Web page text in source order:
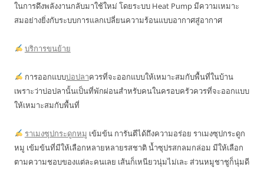
ในการดึงพลังงานกลับมาใช้ใหม่ โดยระบบ Heat Pump มีความเหมาะ
สมอย่างยิ่งกับระบบการแลกเปลี่ยนความร้อนแบบอากาศสู่อากาศ
บริการขนย้าย
การออกแบบบ่อปลาควรที่จะออกแบบให้เหมาะสมกับพื้นที่ในบ้าน
เพราะว่าบ่อปลานั้นเป็นที่พักผ่อนสำหรับคนในครอบครัวควรที่จะออกแบบ
ให้เหมาะสมกับพื้นที่
ราเมงซุปกระดูกหมู เข้มข้น การันตีได้ถึงความอร่อย ราเมงซุปกระดูก
หมู เข้มข้นที่มีให้เลือกหลายหลายรสชาติ น้ำซุปรสกลมกล่อม มีให้เลือก
ตามความชอบของแต่ละคนเลย เส้นก็เหนียวนุ่มไม่เละ ส่วนหมูชาชูก็นุ่มดี